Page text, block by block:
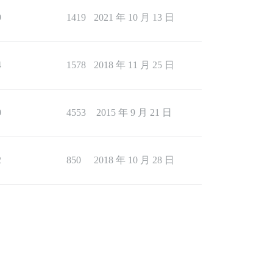
1419 2021 年 10 月 13 日
1578 2018 年 11 月 25 日
4553 2015 年 9 月 21 日
850 2018 年 10 月 28 日